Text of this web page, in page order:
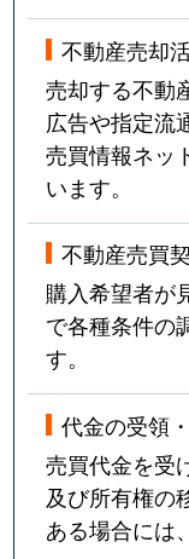
不動産売却
売却する不動
広告や指定流
売買情報ネッ
います。
不動産売買
購入希望者が
で各種条件の
す。
代金の受領
売買代金を受
及び所有権の
ある場合には